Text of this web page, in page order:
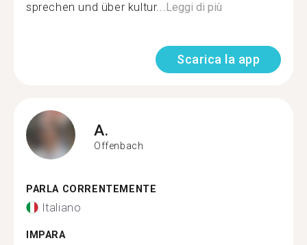
sprechen und über kultur...Leggi di più
Scarica la app
A.
Offenbach
PARLA CORRENTEMENTE
Italiano
IMPARA